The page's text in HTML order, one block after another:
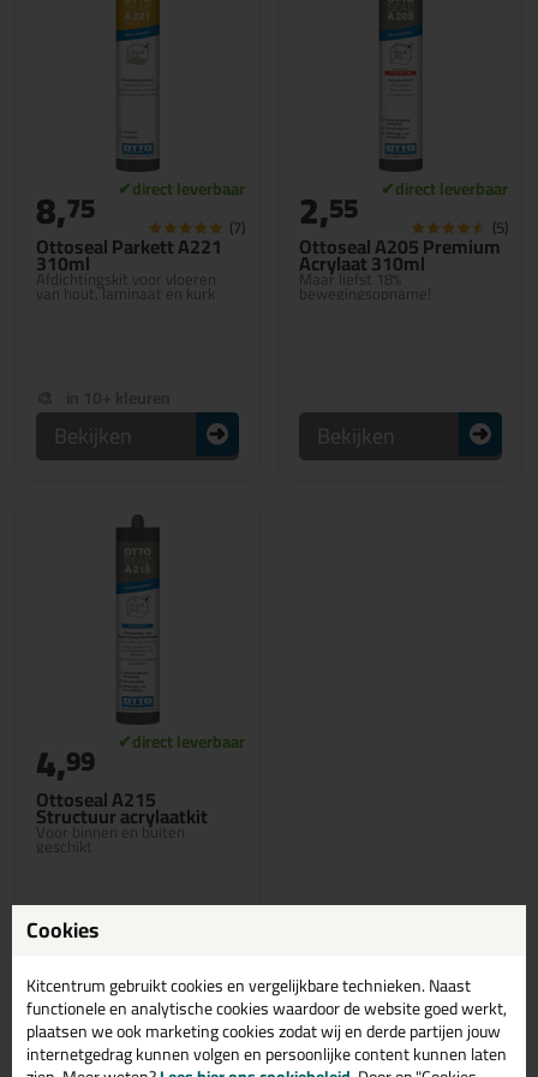
Ottoseal Parkett A221
310ml
Afdichtingskit voor vloeren
van hout, laminaat en kurk
8,75 (7)
Bekijken
Ottoseal A205 Premium
Acrylaat 310ml
Maar liefst 18%
bewegingsopname!
2,55 (5)
Bekijken
Ottoseal A215
Structuur acrylaatkit
Voor binnen en buiten
geschikt
4,99
Bekijken
Cookies
Kitcentrum gebruikt cookies en vergelijkbare technieken. Naast
functionele en analytische cookies waardoor de website goed werkt,
plaatsen we ook marketing cookies zodat wij en derde partijen jouw
internetgedrag kunnen volgen en persoonlijke content kunnen laten